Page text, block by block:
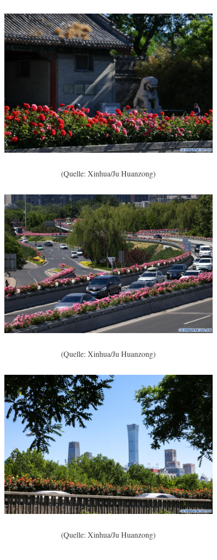
(Quelle: Xinhua/Ju Huanzong)
(Quelle: Xinhua/Ju Huanzong)
(Quelle: Xinhua/Ju Huanzong)